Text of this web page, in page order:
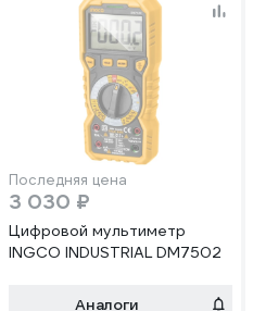
Последняя цена
3 030 ₽
Цифровой мультиметр
INGCO INDUSTRIAL DM7502
Аналоги